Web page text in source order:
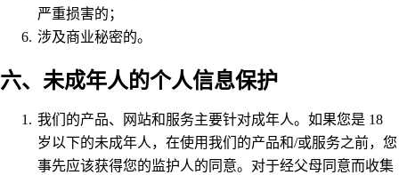
严重损害的；
涉及商业秘密的。
六、未成年人的个人信息保护
我们的产品、网站和服务主要针对成年人。如果您是 18
岁以下的未成年人，在使用我们的产品和/或服务之前，您
事先应该获得您的监护人的同意。对于经父母同意而收集